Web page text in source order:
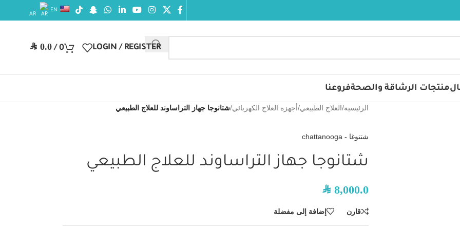
EN
AR
LOGIN / REGISTER
0
/
SAR 0.0
منتجات الرشاقة والصحةفروعنا
الرئيسية/العلاج الطبيعي/أجهزة العلاج الكهربائي/شتانوجا جهاز التراساوند للعلاج الطبيعي
شتنوغا - chattanooga
شتانوجا جهاز التراساوند للعلاج الطبيعي
SAR 8,000.0
قارن إضافة إلى مفضلة